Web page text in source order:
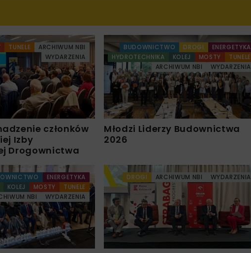
TUNELE
ARCHIWUM NBI
WYDARZENIA
członków
Izby
Drogownictwa
BUDOWNICTWO DROGI
ENERGETYKA
HYDROTECHNIKA
KOLEJ MOSTY
TUNELE
ARCHIWUM NBI
WYDARZENIA
Młodzi Liderzy Budownictwa
2026
ENERGETYKA
KOLEJ MOSTY
TUNELE
NBI
WYDARZENIA
DROGI ARCHIWUM NBI WYDARZENIA